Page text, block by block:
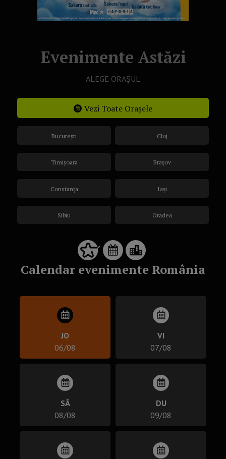
Evenimente Astăzi
ALEGE ORAȘUL
Vezi Toate Orașele
București
Timișoara
Constanța
Sibiu
Cluj
Brașov
Iași
Oradea
Calendar evenimente România
JO
06/08
VI
07/08
SÂ
08/08
DU
09/08